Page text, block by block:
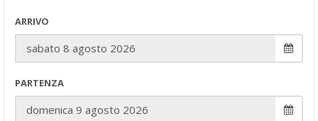
ARRIVO
PARTENZA